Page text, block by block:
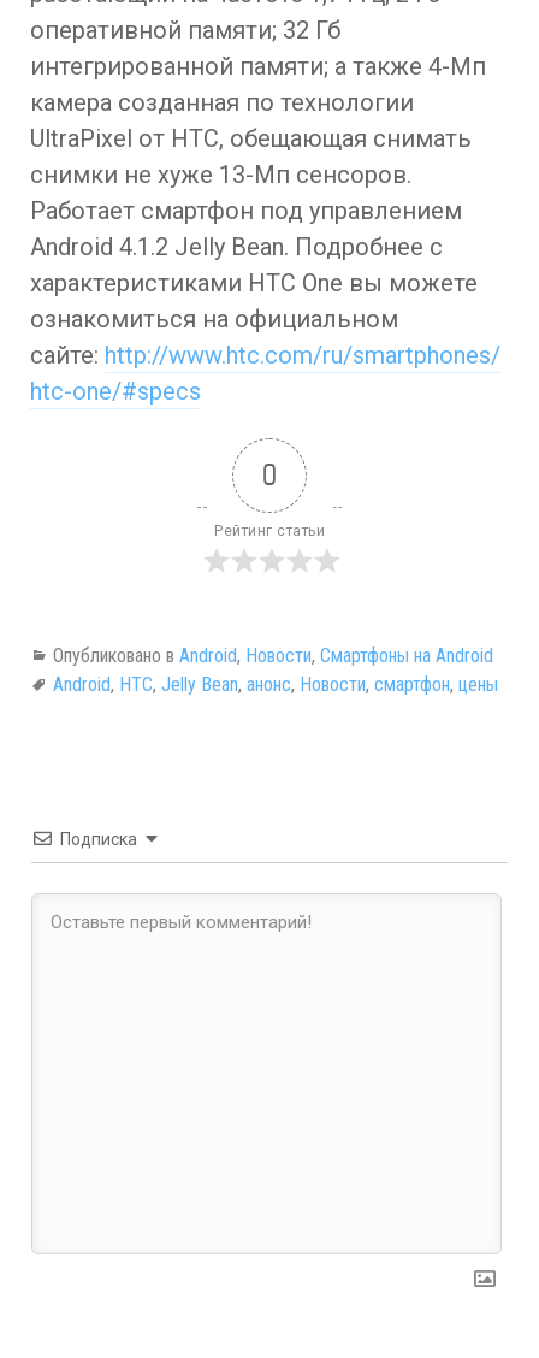
оперативной памяти; 32 Гб
интегрированной памяти; а также 4-Мп
камера созданная по технологии
UltraPixel от HTC, обещающая снимать
снимки не хуже 13-Мп сенсоров.
Работает смартфон под управлением
Android 4.1.2 Jelly Bean. Подробнее с
характеристиками HTC One вы можете
ознакомиться на официальном
сайте: http://www.htc.com/ru/smartphones/
htc-one/#specs
0
Рейтинг статьи
Опубликовано в Android, Новости, Смартфоны на Android
Android, HTC, Jelly Bean, анонс, Новости, смартфон, цены
Подписка